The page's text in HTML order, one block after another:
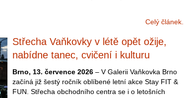
Celý článek...
Střecha Vaňkovky v létě opět ožije,
nabídne tanec, cvičení i kulturu
Brno, 13. července 2026 – V Galerii Vaňkovka Brno
začíná již šestý ročník oblíbené letní akce Stay FIT &
FUN. Střecha obchodního centra se i o letošních